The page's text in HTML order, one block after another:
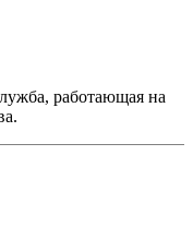
работающая на